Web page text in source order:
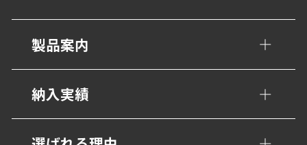
製品案内
手すり・壁面ガード
トイレ/介護補助手すり
納入実績
公共・文化施設